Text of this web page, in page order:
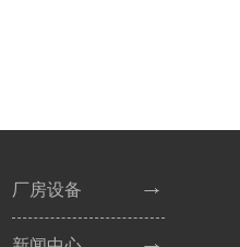
厂房设备